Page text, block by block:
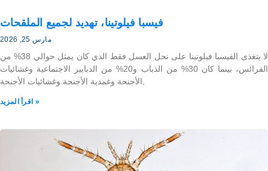
فيسبا فيلوتينا، تهديد لجميع الملقحات
مارس 25, 2026
لا يتغذى الفيسبا فيلوتينا على نحل العسل فقط الذي كان يمثل حوالي 38% من
الفرائس، بينما كان 30% من الذباب و20% من الدبابير الاجتماعية وغشائيات
اقرأ المزيد »